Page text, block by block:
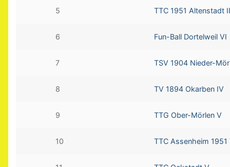
5 TTC 1951 Altenstadt
6 Fun-Ball Dortelweil VI
7 TSV 1904 Nieder-
8 TV 1894 Okarben IV
9 TTG Ober-Mörlen V
10 TTC Assenheim 1951